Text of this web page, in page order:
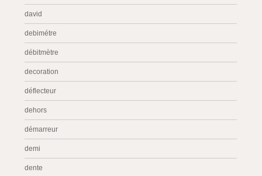
david
debimétre
débitmètre
decoration
déflecteur
dehors
démarreur
demi
dente